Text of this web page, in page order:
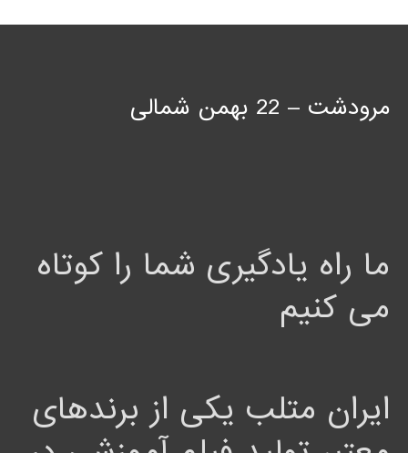
مرودشت – 22 بهمن شمالی
ما راه یادگیری شما را کوتاه
می کنیم
ایران متلب یکی از برندهای